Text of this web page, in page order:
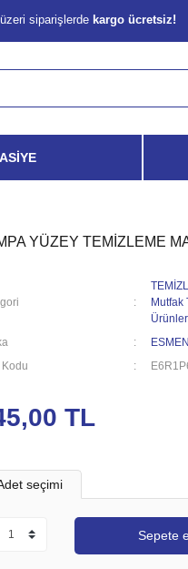
siparişlerde kargo ücretsiz!
YÜZEY TEMİZLEME
Mutfak
ESMEN
Kodu
TL
seçimi
Sepete